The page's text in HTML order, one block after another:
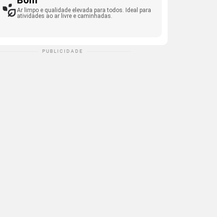
Ar limpo e qualidade elevada para todos. Ideal para
atividades ao ar livre e caminhadas.